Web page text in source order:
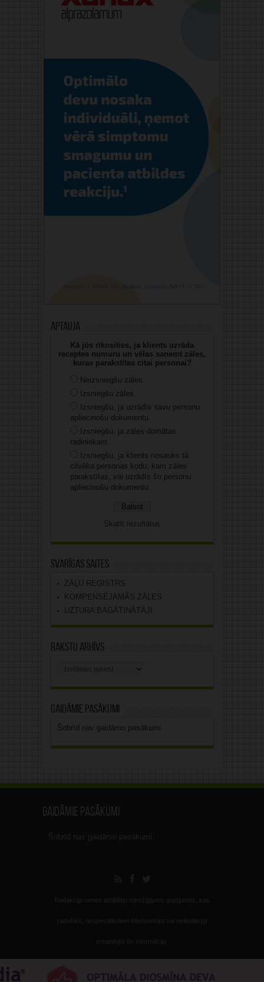
Aptauja
Kā jūs rīkosities, ja klients uzrāda
receptes numuru un vēlas saņemt zāles,
kuras parakstītas citai personai?
Neizsniegšu zāles.
Izsniegšu zāles.
Izsniegšu, ja uzrādīs savu personu
apliecinošu dokumentu.
Izsniegšu, ja zāles domātas
radiniekam.
Izsniegšu, ja klients nosauks tā
cilvēka personas kodu, kam zāles
parakstītas, vai uzrādīs šo personu
apliecinošu dokumentu.
Skatīt rezultātus
Svarīgas saites
ZĀĻU REĢISTRS
KOMPENSĒJAMĀS ZĀLES
UZTURA BAGĀTINĀTĀJI
Rakstu arhīvs
Gaidāmie pasākumi
Šobrīd nav gaidāmo pasākumi.
Gaidāmie pasākumi
Šobrīd nav gaidāmo pasākumi.
Redakcija nenes atbildību sarežģījumu gadījumos, kas